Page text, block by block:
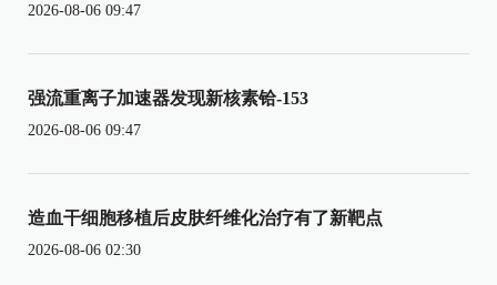
2026-08-06 09:47
强流重离子加速器发现新核素铪-153
2026-08-06 09:47
造血干细胞移植后皮肤纤维化治疗有了新靶点
2026-08-06 02:30